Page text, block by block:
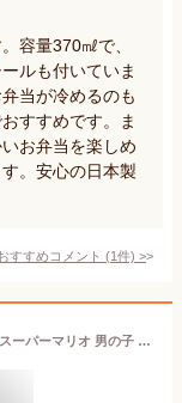
容量370㎖で、
ルも付いていま
当が冷めるのも
すすめです。ま
お弁当を楽しめ
。安心の日本製
すすめコメント (1件) >
スケーター 子供用 アルミ製 お弁当箱 370ml スーパーマリオ 男の子 日本製 ALB5NV-A